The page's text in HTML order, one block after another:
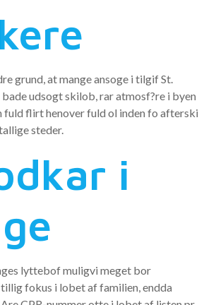
grund, at mange ansoge i tilgif St.
udsogt skilob, rar atmosf?re i byen
fuld flirt henover fuld ol inden fo afterski
steder.
i
lyttebof muligvi meget bor
fokus i lobet af familien, endda